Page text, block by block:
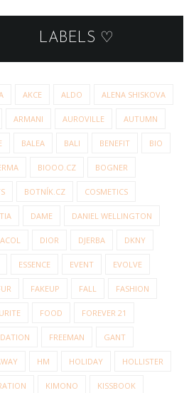
LABELS ♡
AKCE ALDO ALENA SHISKOVA
ARMANI AUROVILLE AUTUMN
BALEA BALI BENEFIT BIO
BIOOO.CZ BOGNER
BOTNÍK.CZ COSMETICS
DAME DANIEL WELLINGTON
DIOR DJERBA DKNY
ESSENCE EVENT EVOLVE
FAKEUP FALL FASHION
FOOD FOREVER 21
FREEMAN GANT
HM HOLIDAY HOLLISTER
KIMONO KISSBOOK